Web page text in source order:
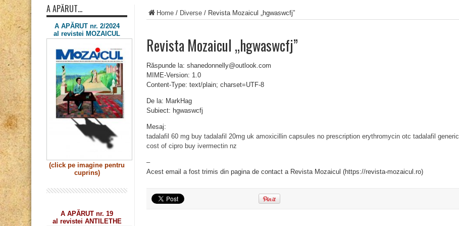
Home / Diverse / Revista Mozaicul „hgwaswcfj”
Revista Mozaicul „hgwaswcfj”
Răspunde la: shanedonnelly@outlook.com
MIME-Version: 1.0
Content-Type: text/plain; charset=UTF-8
De la: MarkHag
Subiect: hgwaswcfj
Mesaj:
tadalafil 60 mg buy tadalafil 20mg uk amoxicillin capsules no prescription erythromycin otc tadalafil generic
cost of cipro buy ivermectin nz
–
Acest email a fost trimis din pagina de contact a Revista Mozaicul (https://revista-mozaicul.ro)
A APĂRUT…
A APĂRUT nr. 2/2024
al revistei MOZAICUL
(click pe imagine pentru
cuprins)
A APĂRUT nr. 19
al revistei ANTILETHE